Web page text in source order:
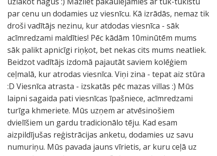
par cenu un dodamies uz viesnīcu. Kā izrādās, nemaz tik
droši vadītājs nezinu, kur atdodas viesnīca - sāk
acīmredzami maldīties! Pēc kādām 10minūtēm mums
sāk palikt apnicīgi riņķot, bet nekas cits mums neatliek.
Beidzot vadītājs izdomā pajautāt saviem kolēģiem
ceļmalā, kur atrodas viesnīca. Viņi zina - tepat aiz stūra
:D Viesnīca atrasta - izskatās pēc mazas villas :) Mūs
laipni sagaida pati viesnīcas īpašniece, acīmredzami
turīga khmeriete. Mūs uzņem ar atvēsinošiem
dvielīšiem un gardu tradicionālo tēju. Kad esam
aizpildījušas reģistrācijas anketu, dodamies uz savu
numuriņu. Mūs pavada jauns vīrietis, ar kuru ceļā uz